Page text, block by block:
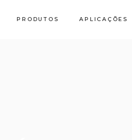
PRODUTOS APLICAÇÕES